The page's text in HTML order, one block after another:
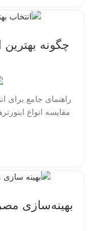
چگونه بهترین
راهنمای جامع برای
مقایسه انواع
بهینه‌سازی